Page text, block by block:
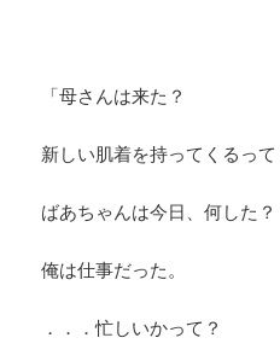
「母さんは来た？
新しい肌着を持ってくるって
ばあちゃんは今日、何した？
俺は仕事だった。
．．．忙しいかって？